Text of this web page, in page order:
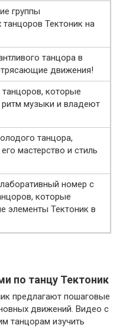
группы
Тектоник на
танцора в
движения!
которые
ритм музыки и владеют
танцора,
мастерство и стиль
номер с
которые
элементы Тектоник в
по танцу Тектоник
предлагают пошаговые
движений. Видео с
танцорам изучить